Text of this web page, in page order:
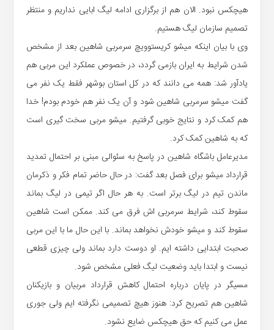
هیچکس نبود. الان هم از برگزاری ادامه لیگ ابایی نداریم و منتظر
تصمیم سازمان لیگ هستیم.
وی با بیان اینکه میشو کریستوویچ سرمربی شاهین بعد از مشخص
شدن شرایط به ایران بازمی گردد، در خصوص عملکرد این مربی هم
یادآور شد: همه می دانند که در کل استان بوشهر فقط یک نفر می
گفت میشو سرمربی شاهین شود و آن یک نفر هم خودم بودم! خدا
هم کمک کرد و نتایج خوبی گرفتیم. میشو مربی سخت گیری است
که به شاهین کمک کرد.
مدیرعامل باشگاه شاهین در پاسخ به سئوالی مبنی بر احتمال تمدید
قرارداد میشو برای فصل بعد گفت: در حال حاضر تمام فکر و ذکرمان
ماندن تیم در لیگ برتر است. به هر حال اگر تیمی در لیگ بماند
سقوط کند، شرایط سرمربی اش فرق می کند. ممکن است شاهین
سقوط کند و میشو خودش نخواهد بماند. با این حال ما با این مربی
صحبت ابتدایی داشته ایم. او دوست دارد بماند ولی چیزی قطعی
نیست و ابتدا باید وضعیت لیگ فعلی مشخص شود.
مسیگر در پایان درباره احتمال کاهش قرارداد مربیان و بازیکنان
شاهین هم تصریح کرد: هنوز هیچ تصمیمی نگرفته ایم ولی جوری
عمل می کنیم که حق هیچکس ضایع نشود.